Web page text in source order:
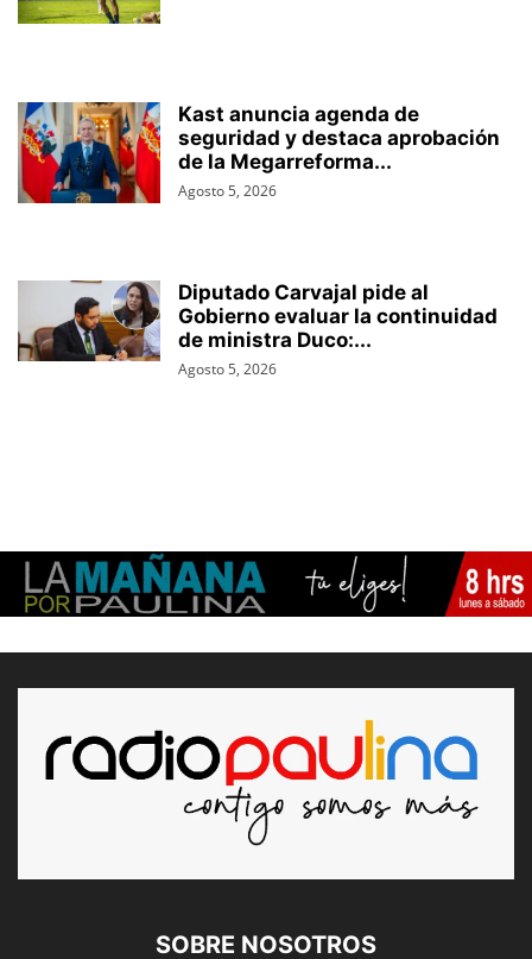
Kast anuncia agenda de
seguridad y destaca aprobación
de la Megarreforma...
Agosto 5, 2026
Diputado Carvajal pide al
Gobierno evaluar la continuidad
de ministra Duco:...
Agosto 5, 2026
SOBRE NOSOTROS